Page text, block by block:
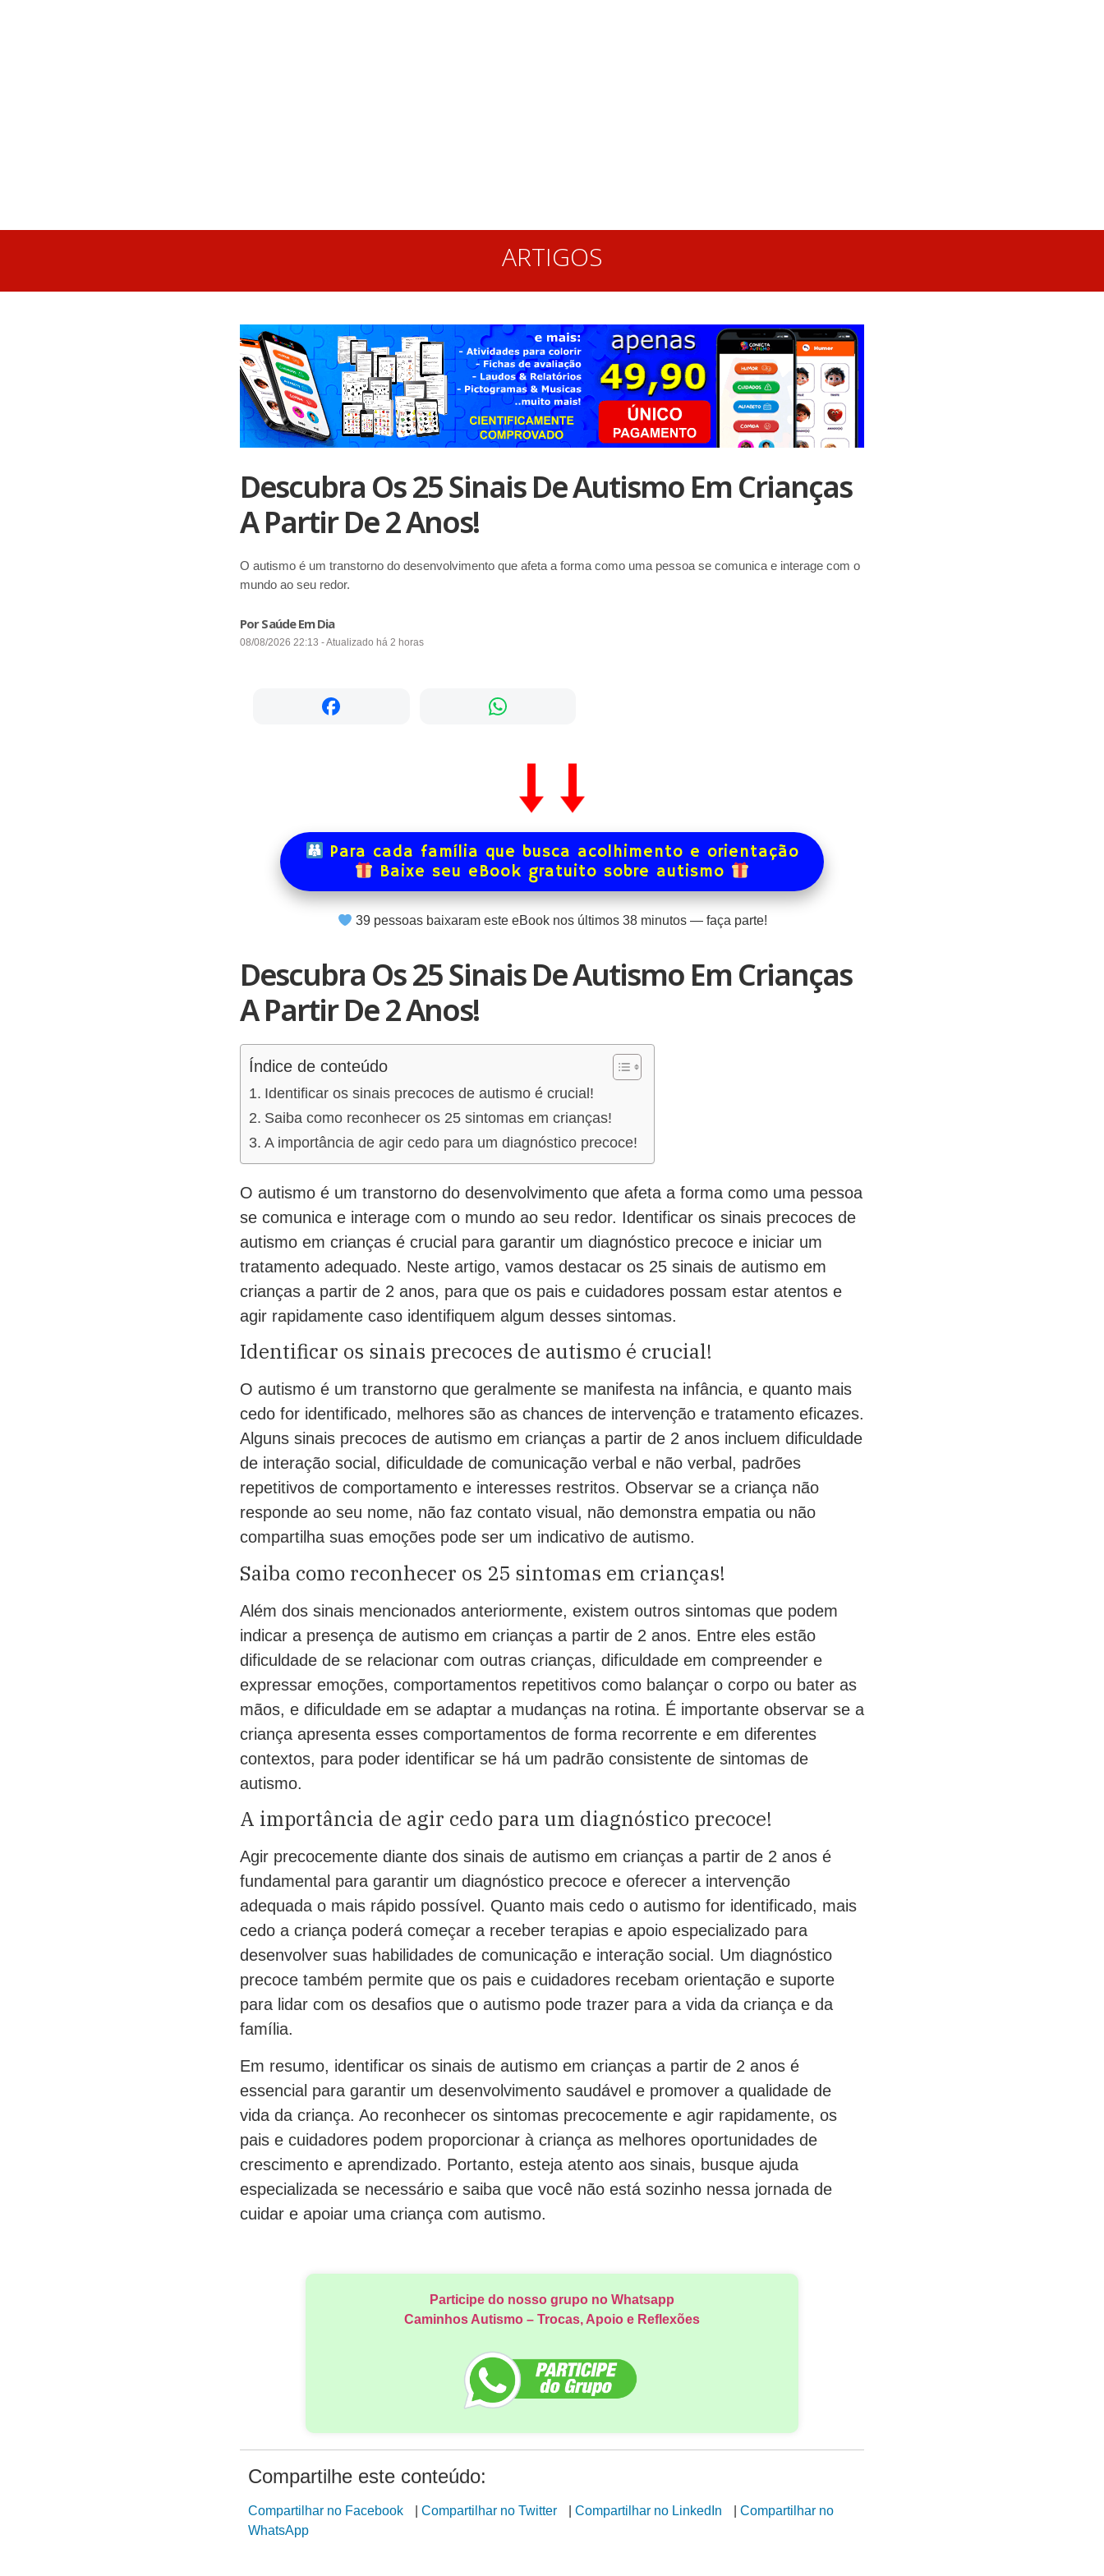
ARTIGOS
Descubra Os 25 Sinais De Autismo Em Crianças
A Partir De 2 Anos!
O autismo é um transtorno do desenvolvimento que afeta a forma como uma pessoa se comunica e interage com o
mundo ao seu redor.
Por Saúde Em Dia
08/08/2026 22:13 - Atualizado há 2 horas
Para cada família que busca acolhimento e orientação
Baixe seu eBook gratuito sobre autismo
39pessoas baixaram este eBook nos últimos 38minutos — faça parte!
Descubra Os 25 Sinais De Autismo Em Crianças
A Partir De 2 Anos!
Índice de conteúdo
Identificar os sinais precoces de autismo é crucial!
Saiba como reconhecer os 25 sintomas em crianças!
A importância de agir cedo para um diagnóstico precoce!
O autismo é um transtorno do desenvolvimento que afeta a forma como uma pessoa
se comunica e interage com o mundo ao seu redor. Identificar os sinais precoces de
autismo em crianças é crucial para garantir um diagnóstico precoce e iniciar um
tratamento adequado. Neste artigo, vamos destacar os 25 sinais de autismo em
crianças a partir de 2 anos, para que os pais e cuidadores possam estar atentos e
agir rapidamente caso identifiquem algum desses sintomas.
Identificar os sinais precoces de autismo é crucial!
O autismo é um transtorno que geralmente se manifesta na infância, e quanto mais
cedo for identificado, melhores são as chances de intervenção e tratamento eficazes.
Alguns sinais precoces de autismo em crianças a partir de 2 anos incluem dificuldade
de interação social, dificuldade de comunicação verbal e não verbal, padrões
repetitivos de comportamento e interesses restritos. Observar se a criança não
responde ao seu nome, não faz contato visual, não demonstra empatia ou não
compartilha suas emoções pode ser um indicativo de autismo.
Saiba como reconhecer os 25 sintomas em crianças!
Além dos sinais mencionados anteriormente, existem outros sintomas que podem
indicar a presença de autismo em crianças a partir de 2 anos. Entre eles estão
dificuldade de se relacionar com outras crianças, dificuldade em compreender e
expressar emoções, comportamentos repetitivos como balançar o corpo ou bater as
mãos, e dificuldade em se adaptar a mudanças na rotina. É importante observar se a
criança apresenta esses comportamentos de forma recorrente e em diferentes
contextos, para poder identificar se há um padrão consistente de sintomas de
autismo.
A importância de agir cedo para um diagnóstico precoce!
Agir precocemente diante dos sinais de autismo em crianças a partir de 2 anos é
fundamental para garantir um diagnóstico precoce e oferecer a intervenção
adequada o mais rápido possível. Quanto mais cedo o autismo for identificado, mais
cedo a criança poderá começar a receber terapias e apoio especializado para
desenvolver suas habilidades de comunicação e interação social. Um diagnóstico
precoce também permite que os pais e cuidadores recebam orientação e suporte
para lidar com os desafios que o autismo pode trazer para a vida da criança e da
família.
Em resumo, identificar os sinais de autismo em crianças a partir de 2 anos é
essencial para garantir um desenvolvimento saudável e promover a qualidade de
vida da criança. Ao reconhecer os sintomas precocemente e agir rapidamente, os
pais e cuidadores podem proporcionar à criança as melhores oportunidades de
crescimento e aprendizado. Portanto, esteja atento aos sinais, busque ajuda
especializada se necessário e saiba que você não está sozinho nessa jornada de
cuidar e apoiar uma criança com autismo.
Participe do nosso grupo no Whatsapp
Caminhos Autismo – Trocas, Apoio e Reflexões
Compartilhe este conteúdo:
Compartilhar no Facebook Compartilhar no Twitter Compartilhar no LinkedIn
Compartilhar no
WhatsApp